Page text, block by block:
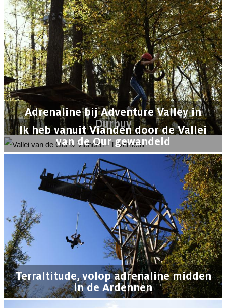
Adrenaline bij Adventure Valley in
Durbuy
Ik heb vanuit Vianden door de Vallei
van de Our gewandeld
Terraltitude, volop adrenaline midden
in de Ardennen